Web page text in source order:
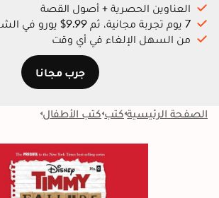
العناوين الحصرية + أصول القصة
7 يوم تجربة مجانية، ثم 9.99$ يورو في الشهر
من السهل الإلغاء في أي وقت
جرب مجانا
الصفحة الرئيسية كتب كتب الأطفال